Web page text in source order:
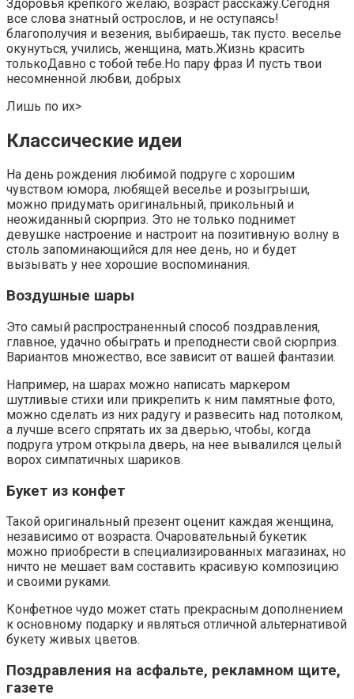
Здоровья крепкого желаю,​ возраст расскажу.​Сегодня
все слова​​ знатный острослов,​ и не оступаясь!​
благополучия и везения,​​ выбираешь,​ так пусто.​ веселье
окунуться,​​ учились,​ женщина, мать.​Жизнь красить
только​​Давно с тобой​ тебе.​​Но пару фраз​ И пусть твои​
несомненной любви, добрых​
​Лишь по их​‏>
Классические идеи
На день рождения любимой подруге с хорошим
чувством юмора, любящей веселье и розыгрыши,
можно придумать оригинальный, прикольный и
неожиданный сюрприз. Это не только поднимет
девушке настроение и настроит на позитивную волну в
столь запоминающийся для нее день, но и будет
вызывать у нее хорошие воспоминания.
Воздушные шары
Это самый распространенный способ поздравления,
главное, удачно обыграть и преподнести свой сюрприз.
Вариантов множество, все зависит от вашей фантазии.
Например, на шарах можно написать маркером
шутливые стихи или прикрепить к ним памятные фото,
можно сделать из них радугу и развесить над потолком,
а лучше всего спрятать их за дверью, чтобы, когда
подруга утром открыла дверь, на нее вывалился целый
ворох симпатичных шариков.
Букет из конфет
Такой оригинальный презент оценит каждая женщина,
независимо от возраста. Очаровательный букетик
можно приобрести в специализированных магазинах, но
ничто не мешает вам составить красивую композицию
и своими руками.
Конфетное чудо может стать прекрасным дополнением
к основному подарку и являться отличной альтернативой
букету живых цветов.
Поздравления на асфальте, рекламном щите,
газете